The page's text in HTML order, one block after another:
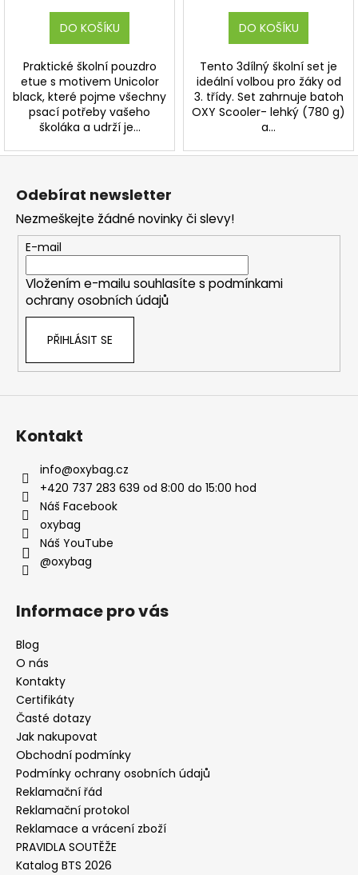
DO KOŠÍKU
Praktické školní pouzdro
etue s motivem Unicolor
black, které pojme všechny
psací potřeby vašeho
školáka a udrží je...
DO KOŠÍKU
Tento 3dílný školní set je
ideální volbou pro žáky od
3. třídy. Set zahrnuje batoh
OXY Scooler- lehký (780 g)
a...
Z
Odebírat newsletter
Nezmeškejte žádné novinky či slevy!
E-mail
Vložením e-mailu souhlasíte s podmínkami
ochrany osobních údajů
PŘIHLÁSIT SE
Kontakt
info@oxybag.cz
+420 737 283 639 od 8:00 do 15:00 hod
Náš Facebook
oxybag
Náš YouTube
@oxybag
Informace pro vás
Blog
O nás
Kontakty
Certifikáty
Časté dotazy
Jak nakupovat
Obchodní podmínky
Podmínky ochrany osobních údajů
Reklamační řád
Reklamační protokol
Reklamace a vrácení zboží
PRAVIDLA SOUTĚŽE
Katalog BTS 2026